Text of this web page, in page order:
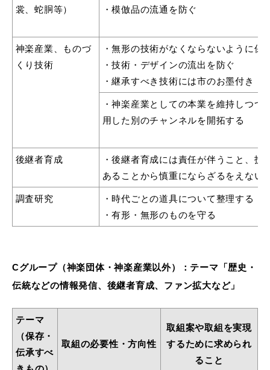
裳、蛇胴等）
・模倣品の流通を防ぐ
神楽産業、ものづ
くり技術
・無形の技術がなくならないように保
・技術・デザインの流出を防ぐ
・継承すべき技術には市のお墨付き・
・神楽産業としての本業を維持しつつ
用した別のチャンネルを開拓する
後継者育成
・後継者育成には責任が伴うこと、技
あることから慎重にならざるをえない
調査研究
・時代ごとの道具について整理する
・有形・無形のものを守る
Cグループ（神楽団体・神楽産業以外）：テーマ「歴史・
伝統などの情報発信、後継者育成、ファン拡大など」
テーマ
（保存・
伝承すべ
取組の必要性・方向性
取組案や取組を実現
するために求められ
ること